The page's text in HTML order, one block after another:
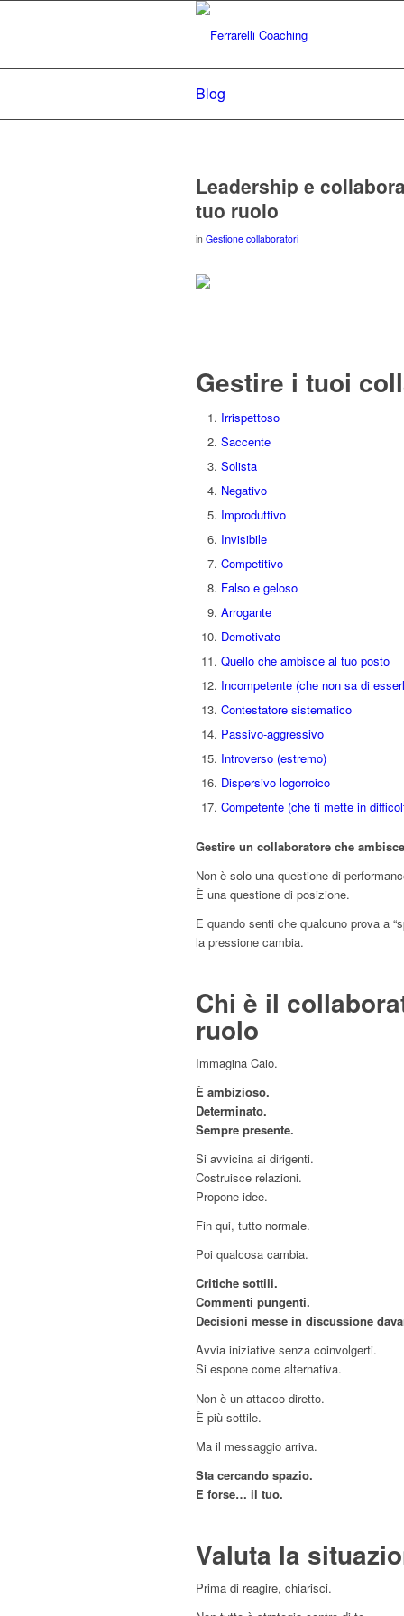
Blog
Leadership e
tuo ruolo
in Gestione collaboratori
Gestire i tuoi
Irrispettoso
Saccente
Solista
Negativo
Improduttivo
Invisibile
Competitivo
Falso e geloso
Arrogante
Demotivato
Quello che ambisce al tuo posto
Incompetente (che non sa di
Contestatore sistematico
Passivo-aggressivo
Introverso (estremo)
Dispersivo logorroico
Competente (che ti mette in
Gestire un collaboratore che
Non è solo una questione di
È una questione di posizione.
E quando senti che qualcuno prova a
la pressione cambia.
Chi è il
ruolo
Immagina Caio.
È ambizioso.
Determinato.
Sempre presente.
Si avvicina ai dirigenti.
Costruisce relazioni.
Propone idee.
Fin qui, tutto normale.
Poi qualcosa cambia.
Critiche sottili.
Commenti pungenti.
Decisioni messe in discussione
Avvia iniziative senza coinvolgerti.
Si espone come alternativa.
Non è un attacco diretto.
È più sottile.
Ma il messaggio arriva.
Sta cercando spazio.
E forse… il tuo.
Valuta la
Prima di reagire, chiarisci.